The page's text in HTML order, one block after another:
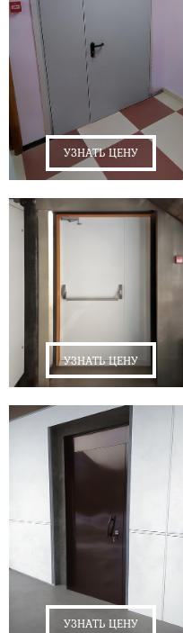
УЗНАТЬ ЦЕНУ
УЗНАТЬ ЦЕНУ
УЗНАТЬ ЦЕНУ